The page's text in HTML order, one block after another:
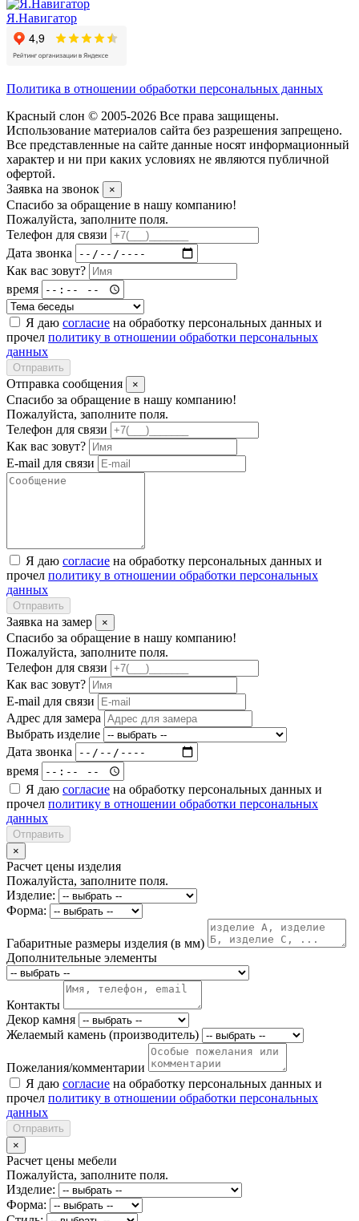
Я.Навигатор
Политика в отношении обработки персональных данных
Красный слон © 2005-2026 Все права защищены.
Использование материалов сайта без разрешения запрещено.
Все представленные на сайте данные носят информационный
характер и ни при каких условиях не являются публичной
офертой.
Заявка на звонок
×
Спасибо за обращение в нашу компанию!
Пожалуйста, заполните поля.
Телефон для связи
Дата звонка
Как вас зовут?
время
Я даю согласие на обработку персональных данных и
прочел политику в отношении обработки персональных
данных
Отправить
Отправка сообщения ×
Спасибо за обращение в нашу компанию!
Пожалуйста, заполните поля.
Телефон для связи
Как вас зовут?
E-mail для связи
Я даю согласие на обработку персональных данных и
прочел политику в отношении обработки персональных
данных
Отправить
Заявка на замер ×
Спасибо за обращение в нашу компанию!
Пожалуйста, заполните поля.
Телефон для связи
Как вас зовут?
E-mail для связи
Адрес для замера
Выбрать изделие
Дата звонка
время
Я даю согласие на обработку персональных данных и
прочел политику в отношении обработки персональных
данных
Отправить
×
Расчет цены изделия
Пожалуйста, заполните поля.
Изделие:
Форма:
Габаритные размеры изделия (в мм)
Дополнительные элементы
Контакты
Декор камня
Желаемый камень (производитель)
Пожелания/комментарии
Я даю согласие на обработку персональных данных и
прочел политику в отношении обработки персональных
данных
Отправить
×
Расчет цены мебели
Пожалуйста, заполните поля.
Изделие:
Форма: